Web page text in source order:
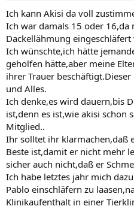
Ich kann Akisi da voll
Ich war damals 15 oder 16,da
Dackellähmung eingeschläfert
Ich wünschte,ich hätte
geholfen hätte,aber meine
ihrer Trauer
und Alles.
Ich denke,es wird dauern,bis
ist,denn es ist,wie akisi schon
Mitglied..
Ihr solltet ihr klarmachen,daß
Beste ist,damit er nicht mehr
sicher auch nicht,daß er
Ich habe letztes jahr mich
Pablo einschläfern zu
Klinikaufenthalt in einer